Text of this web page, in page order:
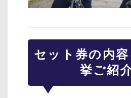
セット券の内
挙ご紹